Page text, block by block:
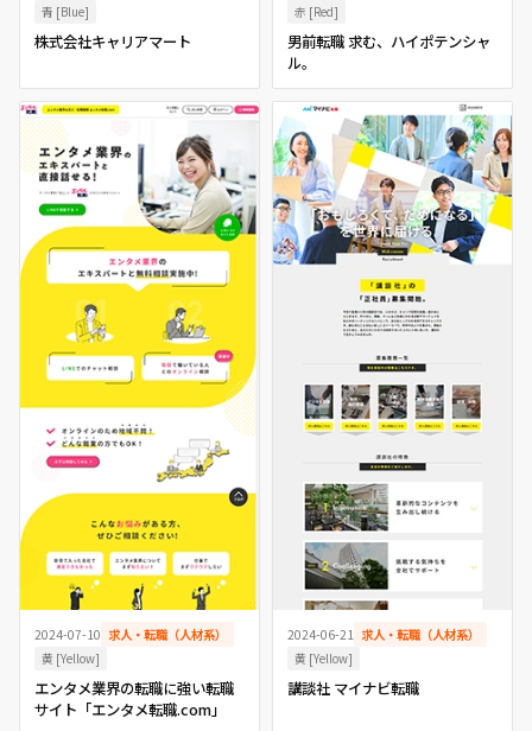
青 [Blue]
株式会社キャリアマート
赤 [Red]
男前転職 求む、ハイポテンシャ
ル。
2024-07-10 求人・転職（人材系）
黄 [Yellow]
エンタメ業界の転職に強い転職
サイト「エンタメ転職.com」
2024-06-21 求人・転職（人材系）
黄 [Yellow]
講談社 マイナビ転職